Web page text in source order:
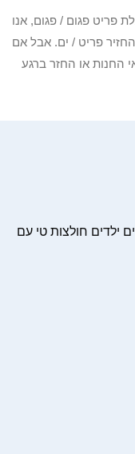
תוך 30 יום או שקיבלת פריט פגום / פגום, אנו
פריט / ים. אבל אם
החנות או החזר ברגע
ילדים חולצות טי עם